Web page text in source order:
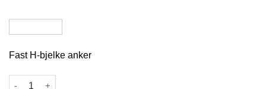
Fast H-bjelke anker
Fall Safe Fast H-bjelke anker antall